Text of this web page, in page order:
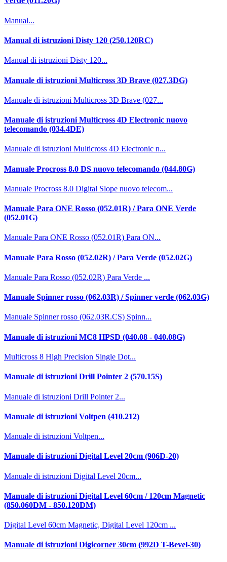
Manual...
Manual di istruzioni Disty 120 (250.120RC)
Manual di istruzioni Disty 120...
Manuale di istruzioni Multicross 3D Brave (027.3DG)
Manuale di istruzioni Multicross 3D Brave (027...
Manuale di istruzioni Multicross 4D Electronic nuovo
telecomando (034.4DE)
Manuale di istruzioni Multicross 4D Electronic n...
Manuale Procross 8.0 DS nuovo telecomando (044.80G)
Manuale Procross 8.0 Digital Slope nuovo telecom...
Manuale Para ONE Rosso (052.01R) / Para ONE Verde
(052.01G)
Manuale Para ONE Rosso (052.01R) Para ON...
Manuale Para Rosso (052.02R) / Para Verde (052.02G)
Manuale Para Rosso (052.02R) Para Verde ...
Manuale Spinner rosso (062.03R) / Spinner verde (062.03G)
Manuale Spinner rosso (062.03R.CS) Spinn...
Manuale di istruzioni MC8 HPSD (040.08 - 040.08G)
Multicross 8 High Precision Single Dot...
Manuale di istruzioni Drill Pointer 2 (570.15S)
Manuale di istruzioni Drill Pointer 2...
Manuale di istruzioni Voltpen (410.212)
Manuale di istruzioni Voltpen...
Manuale di istruzioni Digital Level 20cm (906D-20)
Manuale di istruzioni Digital Level 20cm...
Manuale di istruzioni Digital Level 60cm / 120cm Magnetic
(850.060DM - 850.120DM)
Digital Level 60cm Magnetic, Digital Level 120cm ...
Manuale di istruzioni Digicorner 30cm (992D T-Bevel-30)